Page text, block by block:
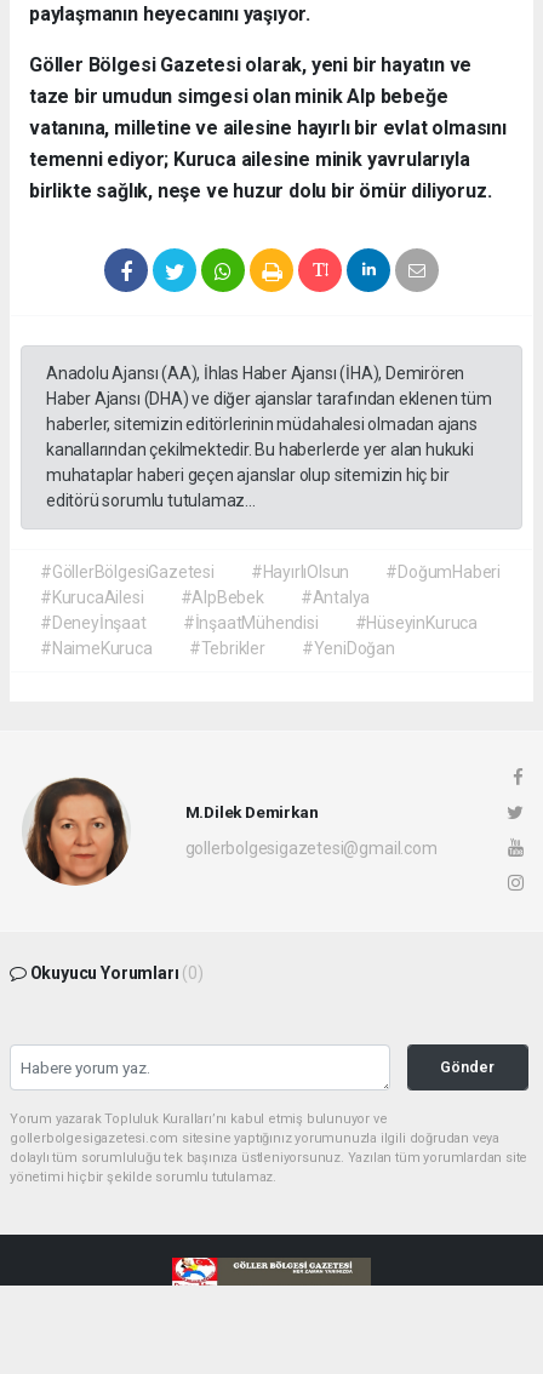
paylaşmanın heyecanını yaşıyor.
​Göller Bölgesi Gazetesi olarak, yeni bir hayatın ve
taze bir umudun simgesi olan minik Alp bebeğe
vatanına, milletine ve ailesine hayırlı bir evlat olmasını
temenni ediyor; Kuruca ailesine minik yavrularıyla
birlikte sağlık, neşe ve huzur dolu bir ömür diliyoruz.
Anadolu Ajansı (AA), İhlas Haber Ajansı (İHA), Demirören
Haber Ajansı (DHA) ve diğer ajanslar tarafından eklenen tüm
haberler, sitemizin editörlerinin müdahalesi olmadan ajans
kanallarından çekilmektedir. Bu haberlerde yer alan hukuki
muhataplar haberi geçen ajanslar olup sitemizin hiç bir
editörü sorumlu tutulamaz...
#GöllerBölgesiGazetesi #HayırlıOlsun
#DoğumHaberi
#KurucaAilesi
#AlpBebek
#Antalya
#Deneyİnşaat
#İnşaatMühendisi
#HüseyinKuruca
#NaimeKuruca
#Tebrikler #YeniDoğan
M.Dilek Demirkan
gollerbolgesigazetesi@gmail.com
Okuyucu Yorumları (0)
Gönder
Yorum yazarak Topluluk Kuralları’nı kabul etmiş bulunuyor ve
gollerbolgesigazetesi.com sitesine yaptığınız yorumunuzla ilgili doğrudan veya
dolaylı tüm sorumluluğu tek başınıza üstleniyorsunuz. Yazılan tüm yorumlardan site
yönetimi hiçbir şekilde sorumlu tutulamaz.